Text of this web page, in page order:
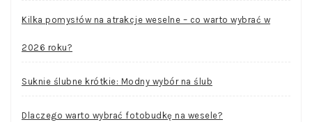
Kilka pomysłów na atrakcje weselne – co warto wybrać w
2026 roku?
Suknie ślubne krótkie: Modny wybór na ślub
Dlaczego warto wybrać fotobudkę na wesele?